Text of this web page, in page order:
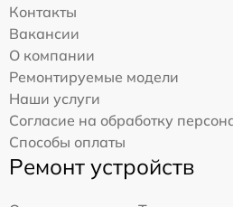
Контакты
Вакансии
О компании
Ремонтируемые модели
Наши услуги
Согласие на обработку
Способы оплаты
Ремонт устройств